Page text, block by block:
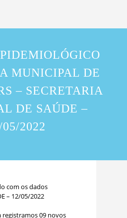
MUNICIPAL DE
– SECRETARIA
DE SAÚDE –
05/2022
com os dados
– 12/05/2022
registramos 09 novos